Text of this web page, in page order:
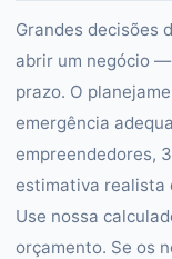
Grandes decisões
abrir um negócio
prazo. O
emergência
empreendedores,
estimativa realista
Use nossa
orçamento. Se os